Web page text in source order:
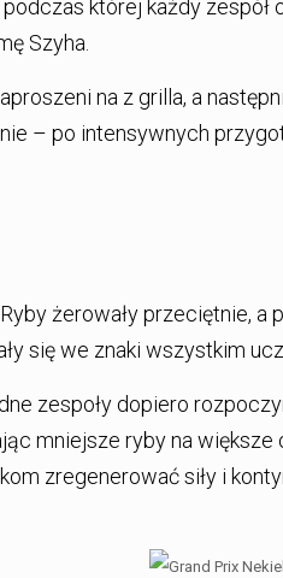
której każdy zespół
Szyha.
na z grilla, a
– po intensywnych
żerowały przeciętnie, a
się we znaki wszystkim
zespoły dopiero
mniejsze ryby na większe
zregenerować siły i